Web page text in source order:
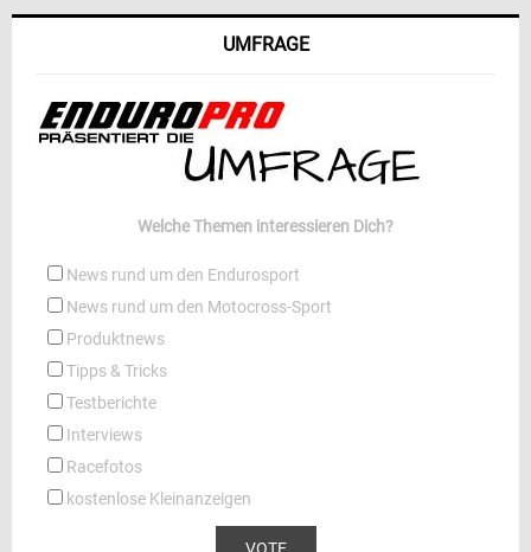
UMFRAGE
Welche Themen interessieren Dich?
News rund um den Endurosport
News rund um den Motocross-Sport
Produktnews
Tipps & Tricks
Testberichte
Interviews
Racefotos
kostenlose Kleinanzeigen